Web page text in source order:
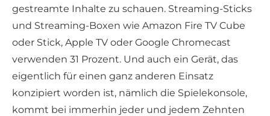
gestreamte Inhalte zu schauen. Streaming-Sticks
und Streaming-Boxen wie Amazon Fire TV Cube
oder Stick, Apple TV oder Google Chromecast
verwenden 31 Prozent. Und auch ein Gerät, das
eigentlich für einen ganz anderen Einsatz
konzipiert worden ist, nämlich die Spielekonsole,
kommt bei immerhin jeder und jedem Zehnten